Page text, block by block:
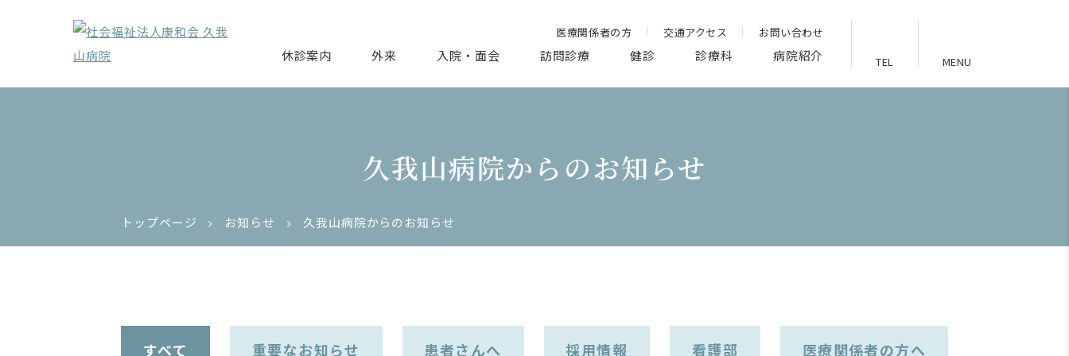
医療関係者の方 交通アクセス お問い合わせ
休診案内 外来 入院・面会 訪問診療 健診 診療科 病院紹介 TEL MENU
久我山病院からのお知らせ
トップページ お知らせ 久我山病院からのお知らせ
すべて 重要なお知らせ 患者さんへ 採用情報 看護部 医療関係者の方へ